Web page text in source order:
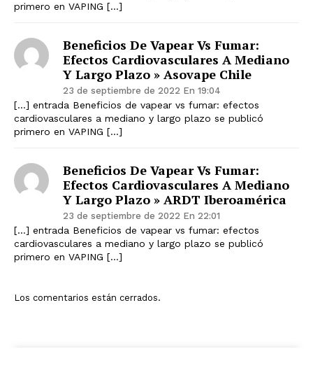
primero en VAPING […]
Beneficios De Vapear Vs Fumar:
Efectos Cardiovasculares A Mediano
Y Largo Plazo » Asovape Chile
23 de septiembre de 2022 En 19:04
[…] entrada Beneficios de vapear vs fumar: efectos
cardiovasculares a mediano y largo plazo se publicó
primero en VAPING […]
Beneficios De Vapear Vs Fumar:
Efectos Cardiovasculares A Mediano
Y Largo Plazo » ARDT Iberoamérica
23 de septiembre de 2022 En 22:01
[…] entrada Beneficios de vapear vs fumar: efectos
cardiovasculares a mediano y largo plazo se publicó
primero en VAPING […]
Los comentarios están cerrados.